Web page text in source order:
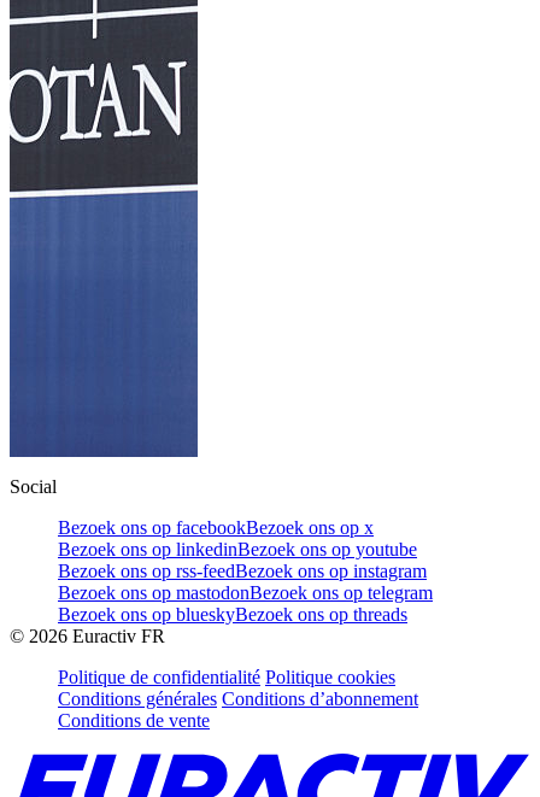
Social
Bezoek ons op facebookBezoek ons op x
Bezoek ons op linkedinBezoek ons op youtube
Bezoek ons op rss-feedBezoek ons op instagram
Bezoek ons op mastodonBezoek ons op telegram
Bezoek ons op blueskyBezoek ons op threads
© 2026 Euractiv FR
Politique de confidentialité Politique cookies
Conditions générales Conditions d’abonnement
Conditions de vente